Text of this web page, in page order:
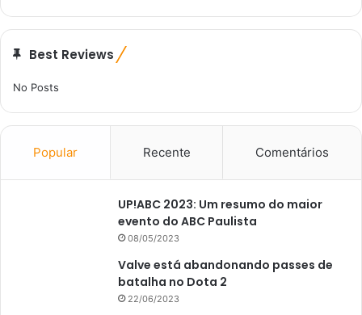
Best Reviews
No Posts
Popular Recente Comentários
UP!ABC 2023: Um resumo do maior
evento do ABC Paulista
08/05/2023
Valve está abandonando passes de
batalha no Dota 2
22/06/2023